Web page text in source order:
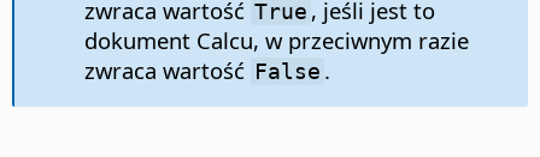
zwraca wartość True , jeśli jest to
dokument Calcu, w przeciwnym razie
zwraca wartość False .